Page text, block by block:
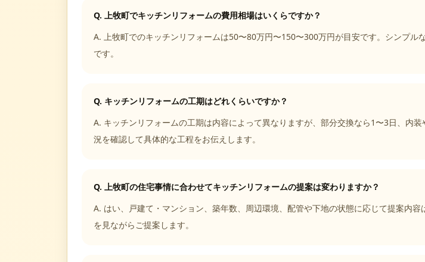
Q. 上牧町でキッチンリフォームの費用相場はいくらですか？
A. 上牧町でのキッチンリフォームは50〜80万円〜150〜300万円が目安です。シンプ
です。
Q. キッチンリフォームの工期はどれくらいですか？
A. キッチンリフォームの工期は内容によって異なりますが、部分交換なら1〜3日、内
況を確認して具体的な工程をお伝えします。
Q. 上牧町の住宅事情に合わせてキッチンリフォームの提案は変わりますか？
A. はい、戸建て・マンション、築年数、周辺環境、配管や下地の状態に応じて提案内
を見ながらご提案します。